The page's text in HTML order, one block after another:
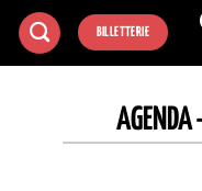
Passer
BILLETTERIE